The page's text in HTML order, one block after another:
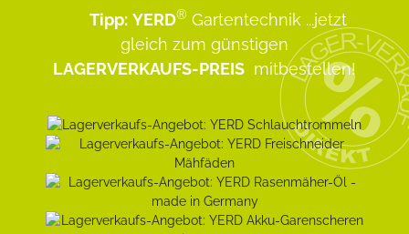
Tipp: YERD® Gartentechnik ...jetzt
gleich zum günstigen
LAGERVERKAUFS-PREIS mitbestellen!